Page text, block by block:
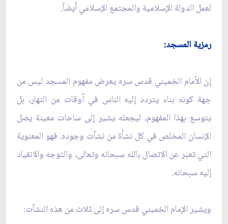
لعمل الدولة الإسلامية والمجتمع الإسلامي أيضاً.
رمزية المسجد:
إن الأمام الخميني قدس سره يعرض مفهوم المسجد ليس من
جهة كونه بناء يتردد إليه الناس في أوقات من النهار، بل
يتوسع بهذا المفهوم، ليجعله يشير إلى ساحات معينة يصل
الإنسان المخلص في كل نشأة من نشآت وجوده. فهو المعنوية
التي تعبر عن الاتصال بالله سبحانه وتعالى، والتوجه والانقياد
إليه سبحانه.
ويشير الإمام الخميني قدس سره إلى ثلاث من هذه النشآت: